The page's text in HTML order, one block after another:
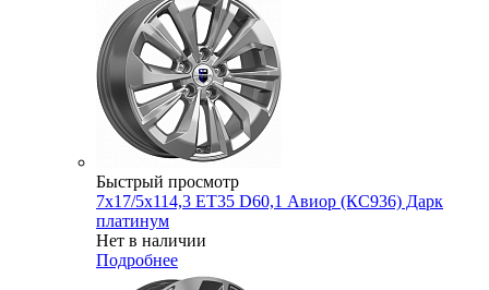
Быстрый просмотр
7x17/5x114,3 ET35 D60,1 Авиор (КС936) Дарк
платинум
Нет в наличии
Подробнее